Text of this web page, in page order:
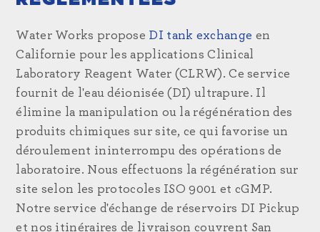
Water Works propose DI tank exchange en
Californie pour les applications Clinical
Laboratory Reagent Water (CLRW). Ce service
fournit de l'eau déionisée (DI) ultrapure. Il
élimine la manipulation ou la régénération des
produits chimiques sur site, ce qui favorise un
déroulement ininterrompu des opérations de
laboratoire. Nous effectuons la régénération sur
site selon les protocoles ISO 9001 et cGMP.
Notre service d'échange de réservoirs DI Pickup
et nos itinéraires de livraison couvrent San